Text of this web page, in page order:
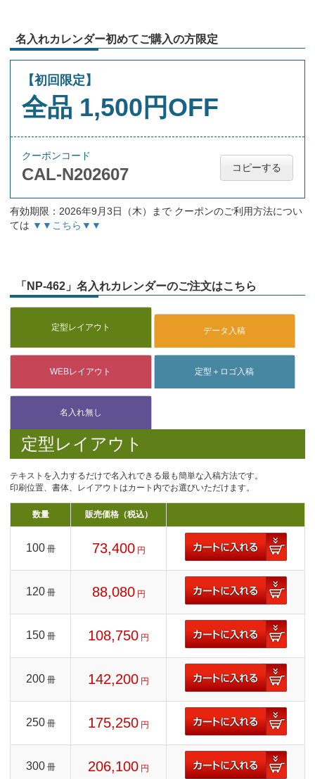
名入れカレンダー初めてご購入の方限定
【初回限定】
全品 1,500円OFF
クーポンコード
CAL-N202607 コピーする
有効期限：2026年9月3日（木）まで クーポンのご利用方法につい
ては ▼▼こちら▼▼
「NP-462」名入れカレンダーのご注文はこちら
定型レイアウト
テキストを入力するだけで名入れできる最も簡単な入稿方法です。
印刷位置、書体、レイアウトはカート内でお選びいただけます。
数量 販売価格（税込）
100 冊 73,400 円
120 冊 88,080 円
150 冊 108,750 円
200 冊 142,200 円
250 冊 175,250 円
300 冊 206,100 円